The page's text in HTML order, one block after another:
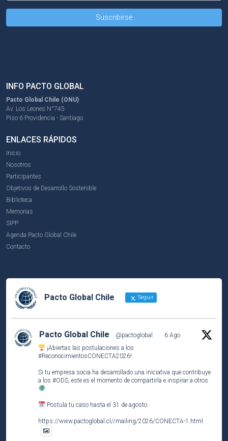
INFO PACTO GLOBAL
Pacto Global Chile (ONU)
Av. Los Leones N°745
Piso 6 Providencia - Santiago
ENLACES RÁPIDOS
Inicio
Nosotros
Participantes
Objetivos de Desarrollo Sostenible
Biblioteca
Memorias
SIPP
Agenda Pacto Global Chile
Contacto
Pacto Global Chile Seguir
Pacto Global Chile @pactoglobal ·
6 Ago
¡Abiertas las postulaciones a los
#ReconocimientosCONECTA2026!
Si tu empresa socia ha desarrollado una iniciativa que contribuye
a los #ODS , este es el momento de compartirla e inspirar a otros.
Postula tu caso hasta el 31 de agosto.
https://www.pactoglobal.cl//mailing/2026/CONECTA-1.html